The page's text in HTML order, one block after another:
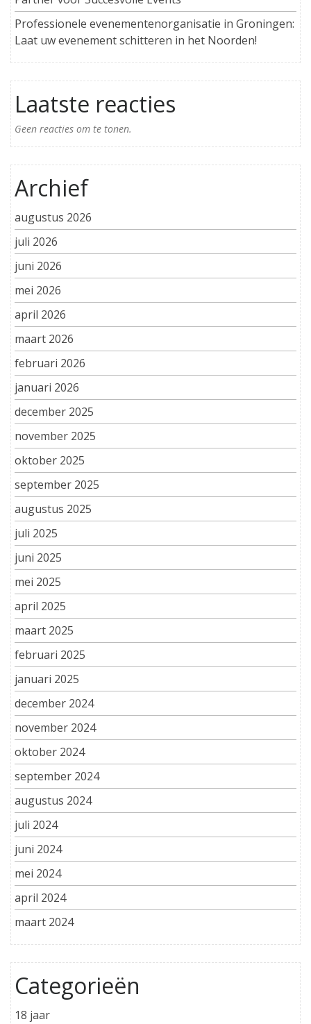
Professionele evenementenorganisatie in Groningen:
Laat uw evenement schitteren in het Noorden!
Laatste reacties
Geen reacties om te tonen.
Archief
augustus 2026
juli 2026
juni 2026
mei 2026
april 2026
maart 2026
februari 2026
januari 2026
december 2025
november 2025
oktober 2025
september 2025
augustus 2025
juli 2025
juni 2025
mei 2025
april 2025
maart 2025
februari 2025
januari 2025
december 2024
november 2024
oktober 2024
september 2024
augustus 2024
juli 2024
juni 2024
mei 2024
april 2024
maart 2024
Categorieën
18 jaar